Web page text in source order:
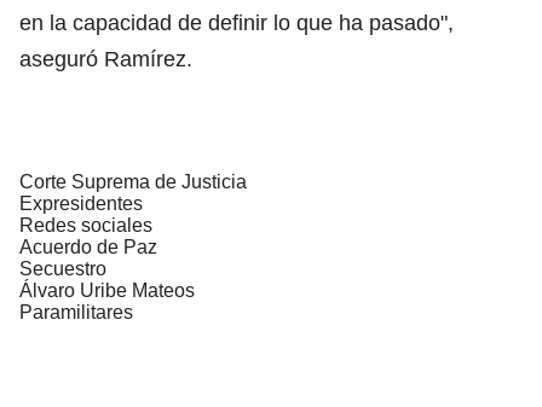
en la capacidad de definir lo que ha pasado",
aseguró Ramírez.
Corte Suprema de Justicia
Expresidentes
Redes sociales
Acuerdo de Paz
Secuestro
Álvaro Uribe Mateos
Paramilitares